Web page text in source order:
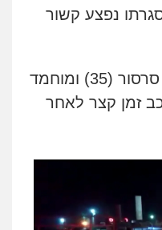
נפצע קשור
ב-1 ביוני נורו למוות פאדי סרסור (35) ומוחמד
ברכב זמן קצר לאחר